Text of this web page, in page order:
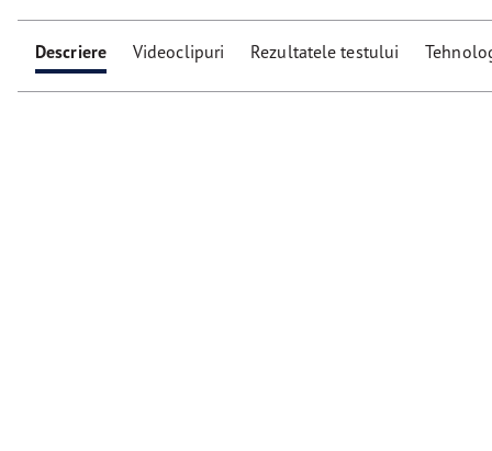
Descriere Videoclipuri Rezultatele testului